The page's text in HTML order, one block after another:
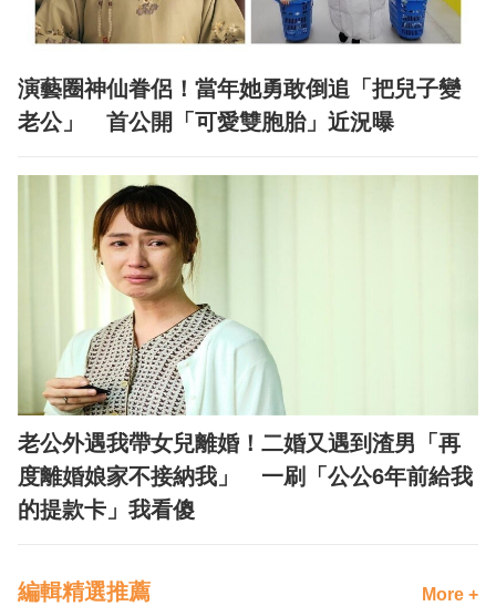
演藝圈神仙眷侶！當年她勇敢倒追「把兒子變
老公」 首公開「可愛雙胞胎」近況曝
老公外遇我帶女兒離婚！二婚又遇到渣男「再
度離婚娘家不接納我」 一刷「公公6年前給我
的提款卡」我看傻
編輯精選推薦 More +